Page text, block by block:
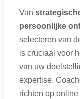
Van
persoonlijke
selecteren van
is cruciaal voor
van uw
expertise.
richten op online